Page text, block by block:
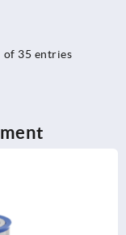
of 35 entries